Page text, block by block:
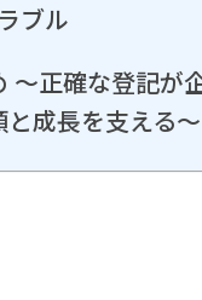
ブル
〜正確な登記が
と成長を支える〜